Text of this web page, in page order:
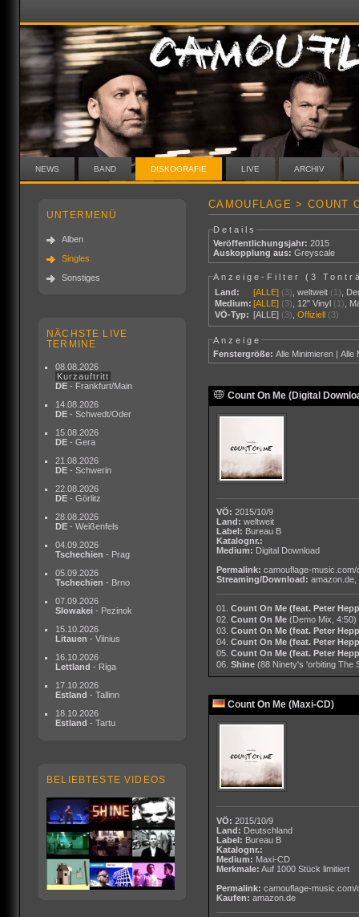
NEWS BAND DISKOGRAFIE LIVE ARCHIV
UNTERMENÜ
Alben
Singles
Sonstiges
NÄCHSTE LIVE
TERMINE
08.08.2026
Kurzauftritt
DE - Frankfurt/Main
14.08.2026
DE - Schwedt/Oder
15.08.2026
DE - Gera
21.08.2026
DE - Schwerin
22.08.2026
DE - Görlitz
28.08.2026
DE - Weißenfels
04.09.2026
Tschechien - Prag
05.09.2026
Tschechien - Brno
07.09.2026
Slowakei - Pezinok
15.10.2026
Litauen - Vilnius
16.10.2026
Lettland - Riga
17.10.2026
Estland - Tallinn
18.10.2026
Estland - Tartu
BELIEBTESTE VIDEOS
CAMOUFLAGE > COUNT
Details
Veröffentlichungsjahr: 2015
Auskopplung aus: Greyscale
Anzeige-Filter (3
Land:
[ALLE] (3) ,weltweit (1)
Medium: [ALLE] (3) 12" Vinyl (1)
VÖ-Typ: [ALLE] (3) ,Offiziell (3)
Anzeige
Fenstergröße: Alle Minimieren |Alle
Count On Me (Digital
VÖ: 2015/10/9
Land: weltweit
Label: Bureau B
Katalognr.:
Medium: Digital Download
Permalink: camouflage-music.com/
Streaming/Download: amazon.de,
01. Count On Me (feat. Peter
02. Count On Me (Demo Mix, 4:50)
03. Count On Me (feat. Peter
04. Count On Me (feat. Peter
05. Count On Me (feat. Peter
06. Shine (88 Ninety's 'orbiting The
Count On Me (Maxi-CD)
VÖ: 2015/10/9
Land: Deutschland
Label: Bureau B
Katalognr.:
Medium: Maxi-CD
Merkmale: Auf 1000 Stück limitiert
Permalink: camouflage-music.com/
Kaufen: amazon.de